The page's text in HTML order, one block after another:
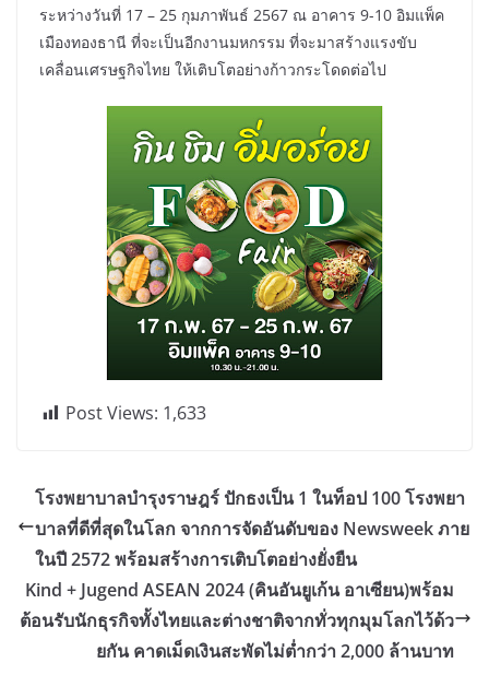
ระหว่างวันที่ 17 – 25 กุมภาพันธ์ 2567 ณ อาคาร 9-10 อิมแพ็ค
เมืองทองธานี ที่จะเป็นอีกงานมหกรรม ที่จะมาสร้างแรงขับ
เคลื่อนเศรษฐกิจไทย ให้เติบโตอย่างก้าวกระโดดต่อไป
Post Views: 1,633
โรงพยาบาลบำรุงราษฎร์ ปักธงเป็น 1 ในท็อป 100 โรงพยา
บาลที่ดีที่สุดในโลก จากการจัดอันดับของ Newsweek ภาย
ในปี 2572 พร้อมสร้างการเติบโตอย่างยั่งยืน
Kind + Jugend ASEAN 2024 (คินอันยูเก้น อาเซียน)พร้อม
ต้อนรับนักธุรกิจทั้งไทยและต่างชาติจากทั่วทุกมุมโลกไว้ด้ว
ยกัน คาดเม็ดเงินสะพัดไม่ต่ำกว่า 2,000 ล้านบาท